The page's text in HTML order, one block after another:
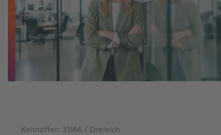
Kennziffer: 31166 / Dreieich